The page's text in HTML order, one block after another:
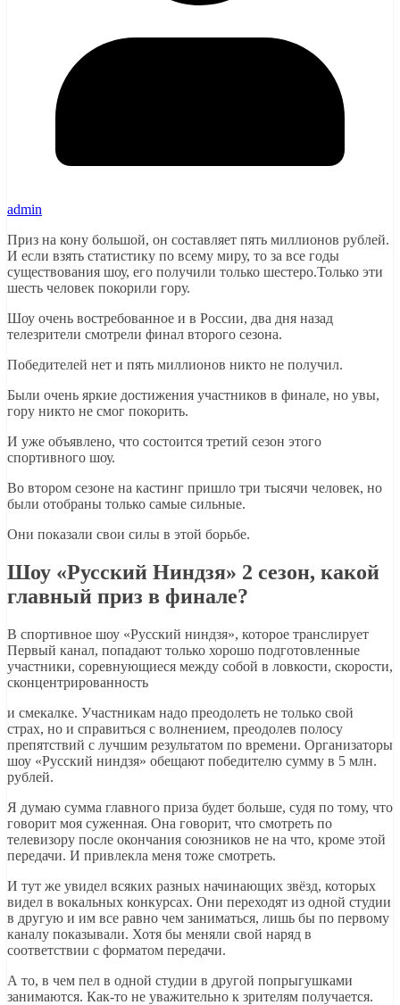
admin
Приз на кону большой, он составляет пять миллионов рублей.
И если взять статистику по всему миру, то за все годы
существования шоу, его получили только шестеро.Только эти
шесть человек покорили гору.
Шоу очень востребованное и в России, два дня назад
телезрители смотрели финал второго сезона.
Победителей нет и пять миллионов никто не получил.
Были очень яркие достижения участников в финале, но увы,
гору никто не смог покорить.
И уже объявлено, что состоится третий сезон этого
спортивного шоу.
Во втором сезоне на кастинг пришло три тысячи человек, но
были отобраны только самые сильные.
Они показали свои силы в этой борьбе.
Шоу «Русский Ниндзя» 2 сезон, какой
главный приз в финале?
В спортивное шоу «Русский ниндзя», которое транслирует
Первый канал, попадают только хорошо подготовленные
участники, соревнующиеся между собой в ловкости, скорости,
сконцентрированность
и смекалке. Участникам надо преодолеть не только свой
страх, но и справиться с волнением, преодолев полосу
препятствий с лучшим результатом по времени. Организаторы
шоу «Русский ниндзя» обещают победителю сумму в 5 млн.
рублей.
Я думаю сумма главного приза будет больше, судя по тому, что
говорит моя суженная. Она говорит, что смотреть по
телевизору после окончания союзников не на что, кроме этой
передачи. И привлекла меня тоже смотреть.
И тут же увидел всяких разных начинающих звёзд, которых
видел в вокальных конкурсах. Они переходят из одной студии
в другую и им все равно чем заниматься, лишь бы по первому
каналу показывали. Хотя бы меняли свой наряд в
соответствии с форматом передачи.
А то, в чем пел в одной студии в другой попрыгушками
занимаются. Как-то не уважительно к зрителям получается.